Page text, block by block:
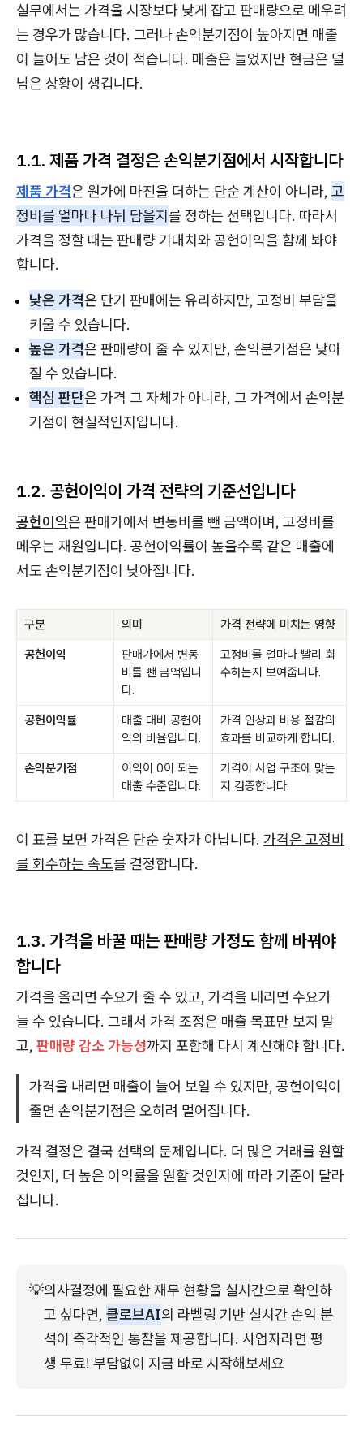
실무에서는 가격을 시장보다 낮게 잡고 판매량으로 메우려
는 경우가 많습니다. 그러나 손익분기점이 높아지면 매출
이 늘어도 남은 것이 적습니다. 매출은 늘었지만 현금은 덜
남은 상황이 생깁니다.
1.1. 제품 가격 결정은 손익분기점에서 시작합니다
제품 가격은 원가에 마진을 더하는 단순 계산이 아니라, 고
정비를 얼마나 나눠 담을지를 정하는 선택입니다. 따라서
가격을 정할 때는 판매량 기대치와 공헌이익을 함께 봐야
합니다.
낮은 가격은 단기 판매에는 유리하지만, 고정비 부담을
키울 수 있습니다.
높은 가격은 판매량이 줄 수 있지만, 손익분기점은 낮아
질 수 있습니다.
핵심 판단은 가격 그 자체가 아니라, 그 가격에서 손익분
기점이 현실적인지입니다.
1.2. 공헌이익이 가격 전략의 기준선입니다
공헌이익은 판매가에서 변동비를 뺀 금액이며, 고정비를
메우는 재원입니다. 공헌이익률이 높을수록 같은 매출에
서도 손익분기점이 낮아집니다.
구분 의미
가격 전략에 미치는 영향
공헌이익
판매가에서 변동
비를 뺀 금액입니
다.
고정비를 얼마나 빨리 회
수하는지 보여줍니다.
공헌이익률
매출 대비 공헌이
익의 비율입니다.
가격 인상과 비용 절감의
효과를 비교하게 합니다.
손익분기점
이익이 0이 되는
매출 수준입니다.
가격이 사업 구조에 맞는
지 검증합니다.
이 표를 보면 가격은 단순 숫자가 아닙니다. 가격은 고정비
를 회수하는 속도를 결정합니다.
1.3. 가격을 바꿀 때는 판매량 가정도 함께 바꿔야
합니다
가격을 올리면 수요가 줄 수 있고, 가격을 내리면 수요가
늘 수 있습니다. 그래서 가격 조정은 매출 목표만 보지 말
고, 판매량 감소 가능성까지 포함해 다시 계산해야 합니다.
가격을 내리면 매출이 늘어 보일 수 있지만, 공헌이익이
줄면 손익분기점은 오히려 멀어집니다.
가격 결정은 결국 선택의 문제입니다. 더 많은 거래를 원할
것인지, 더 높은 이익률을 원할 것인지에 따라 기준이 달라
집니다.
💡의사결정에 필요한 재무 현황을 실시간으로 확인하
고 싶다면, 클로브AI의 라벨링 기반 실시간 손익 분
석이 즉각적인 통찰을 제공합니다. 사업자라면 평
생 무료! 부담없이 지금 바로 시작해보세요